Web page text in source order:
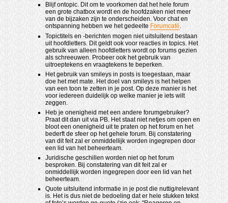
Blijf ontopic. Dit om te voorkomen dat het hele forum
een grote chatbox wordt en de hoofdzaken niet meer
van de bijzaken zijn te onderscheiden. Voor chat en
ontspanning hebben we het gedeelte Forumcafé
Topictitels en -berichten mogen niet uitsluitend bestaan
uit hoofdletters. Dit geldt ook voor reacties in topics. Het
gebruik van alleen hoofdletters wordt op forums gezien
als schreeuwen. Probeer ook het gebruik van
uitroeptekens en vraagtekens te beperken.
Het gebruik van smileys in posts is toegestaan, maar
doe het met mate. Het doel van smileys is het helpen
van een toon te zetten in je post. Op deze manier is het
voor iedereen duidelijk op welke manier je iets wilt
zeggen.
Heb je onenigheid met een andere forumgebruiker?
Praat dit dan uit via PB. Het staat niet netjes om open en
bloot een onenigheid uit te praten op het forum en het
bederft de sfeer op het gehele forum. Bij constatering
van dit feit zal er onmiddellijk worden ingegrepen door
een lid van het beheerteam.
Juridische geschillen worden niet op het forum
besproken. Bij constatering van dit feit zal er
onmiddellijk worden ingegrepen door een lid van het
beheerteam.
Quote uitsluitend informatie in je post die nuttig/relevant
is. Het is dus niet de bedoeling dat er hele stukken tekst